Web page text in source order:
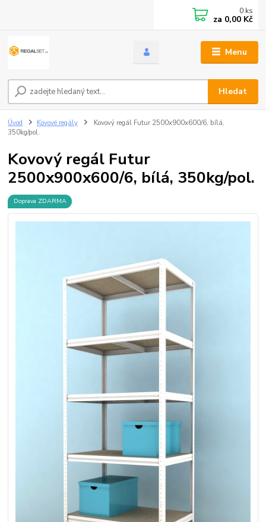
Menu
Hledat
0 ks
za 0,00 Kč
Úvod Kovové regály
Kovový regál Futur 2500x900x600/6, bílá,
350kg/pol.
Kovový regál Futur
2500x900x600/6, bílá, 350kg/pol.
Doprava ZDARMA